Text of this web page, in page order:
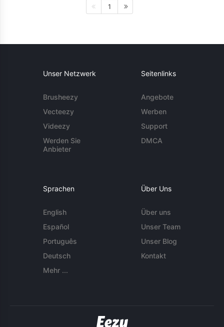
1
Unser Netzwerk
Brusheezy
Vecteezy
Videezy
Werden Sie
Anbieter
Seitenlinks
Angebote
Werben
Support
DMCA
Sprachen
English
Español
Português
Deutsch
Mehr ...
Über Uns
Über uns
Unser Team
Unser Blog
Kontakt